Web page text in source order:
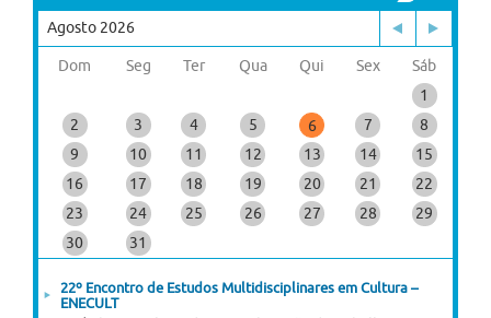
Agosto 2026
Dom Seg Ter Qua Qui Sex
Sáb
1
2
3 4 5 6 7
8
9
10 11 12 13 14
15
16
17 18 19 20 21
22
23
24 25 26 27 28
29
30
31
22º Encontro de Estudos Multidisciplinares em Cultura –
ENECULT